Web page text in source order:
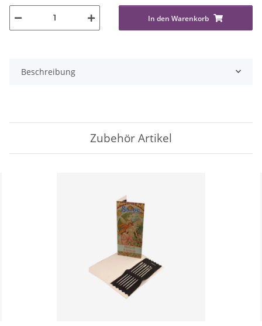
In den Warenkorb
Beschreibung
Zubehör Artikel